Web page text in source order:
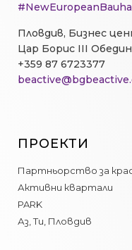
Пловдив, Бизнес
Цар Борис III
+359 87 6723377
ПРОЕКТИ
Партньорство за
Активни квартали
PARK
Аз, Ти, Пловдив